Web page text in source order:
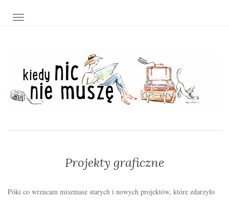
TOGGLE NAVIGATION
Projekty graficzne
Póki co wrzucam miszmasz starych i nowych projektów, które zdarzyło